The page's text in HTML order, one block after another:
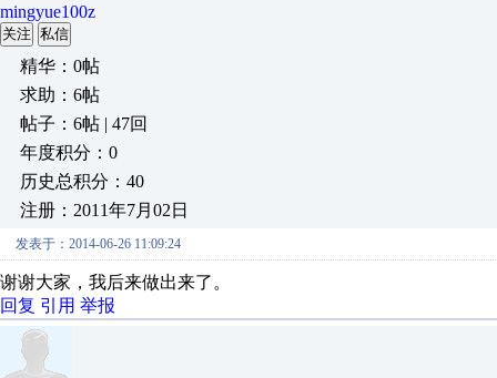
mingyue100z
关注 私信
精华：0帖
求助：6帖
帖子：6帖 | 47回
年度积分：0
历史总积分：40
注册：2011年7月02日
发表于：2014-06-26 11:09:24
谢谢大家，我后来做出来了。
回复 引用 举报